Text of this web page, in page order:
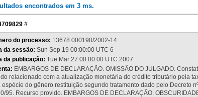
encontrados em 3 ms.
#
do processo: 13678.000190/2002-14
da sessão: Sun Sep 19 00:00:00 UTC 6
da publicação: Tue Mar 27 00:00:00 UTC 2007
EMBARGOS DE DECLARAÇÃO. OMISSÃO DO JULGADO.
relacionado com a atualização monetária do crédito tributário pela
espécie do gênero restituição segundo tratamento dado pelo Decreto
95. Recurso provido. EMBARGOS DE DECLARAÇÃO.